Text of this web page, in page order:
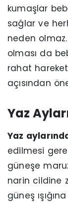
kumaşlar
sağlar ve
neden
olması da
rahat
açısından
Yaz
Yaz
edilmesi
güneşe
narin cildine
güneş